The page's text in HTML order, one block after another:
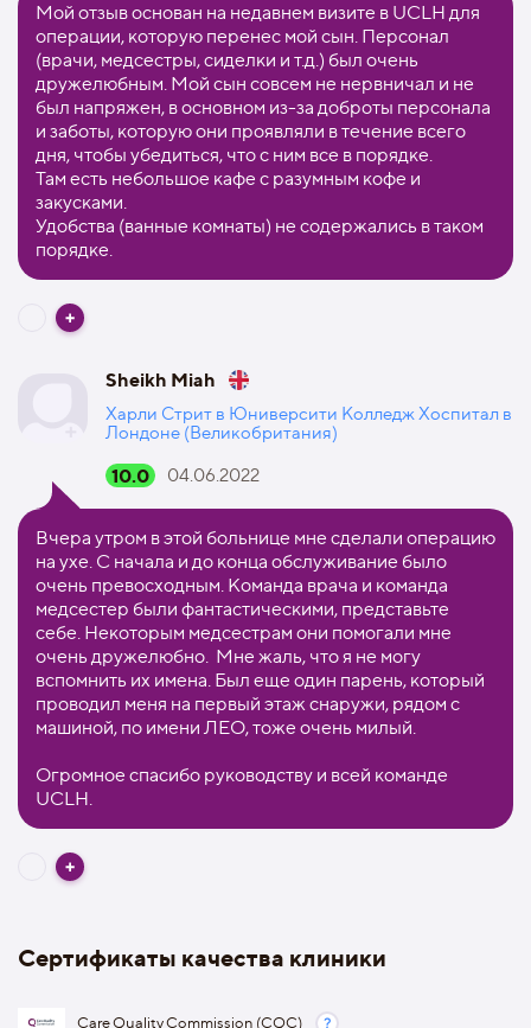
Мой отзыв основан на недавнем визите в UCLH для
операции, которую перенес мой сын. Персонал
(врачи, медсестры, сиделки и т.д.) был очень
дружелюбным. Мой сын совсем не нервничал и не
был напряжен, в основном из-за доброты персонала
и заботы, которую они проявляли в течение всего
дня, чтобы убедиться, что с ним все в порядке.
Там есть небольшое кафе с разумным кофе и
закусками.
Удобства (ванные комнаты) не содержались в таком
порядке.
Sheikh Miah
Харли Стрит в Юниверсити Колледж Хоспитал в
Лондоне (Великобритания)
10.0 04.06.2022
Вчера утром в этой больнице мне сделали операцию
на ухе. С начала и до конца обслуживание было
очень превосходным. Команда врача и команда
медсестер были фантастическими, представьте
себе. Некоторым медсестрам они помогали мне
очень дружелюбно. Мне жаль, что я не могу
вспомнить их имена. Был еще один парень, который
проводил меня на первый этаж снаружи, рядом с
машиной, по имени ЛЕО, тоже очень милый.
Огромное спасибо руководству и всей команде
UCLH.
Сертификаты качества клиники
Care Quality Commission (CQC)